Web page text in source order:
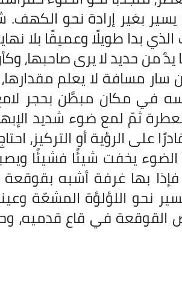
بغير إرادة نحو
بدا طويلًا وعميقًا بلا
يدٌ من حديد لا يرى صاحبها،
مسافة لا يعلم
في مكان مبطَّن بحجر
العطرة ثمّ لمع ضوء شديد
على الرؤية أو
الضوء يخفت شيئًا فشيئًا
فإذا بها غرفة أشبه
نحو اللؤلؤة المشعّة
في قاع قدميه،